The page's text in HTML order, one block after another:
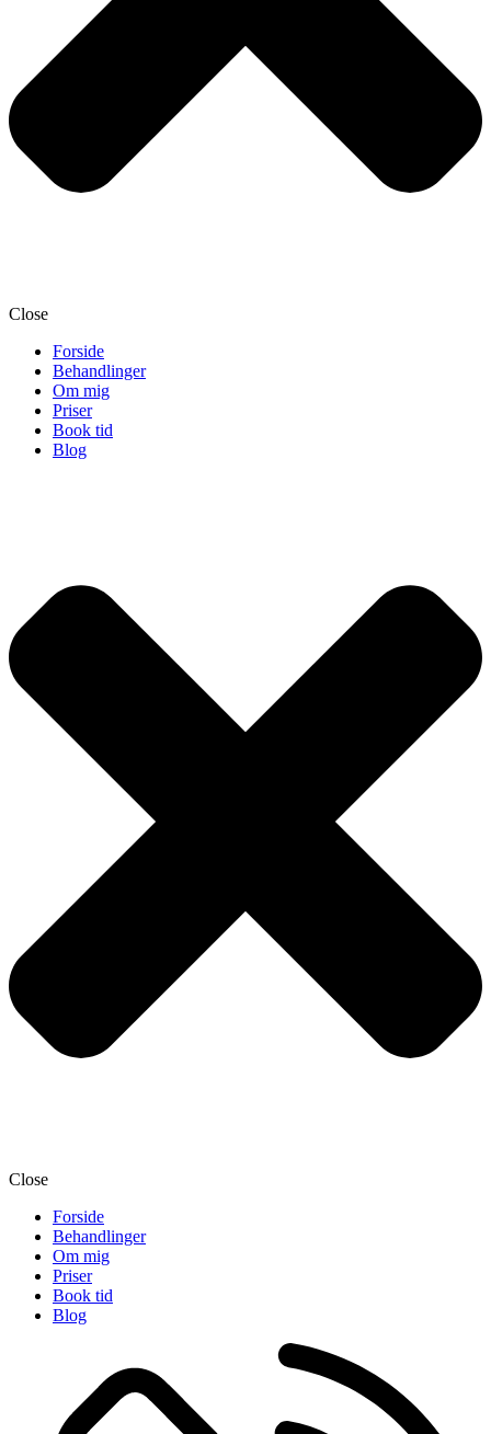
Close
Forside
Behandlinger
Om mig
Priser
Book tid
Blog
Close
Forside
Behandlinger
Om mig
Priser
Book tid
Blog